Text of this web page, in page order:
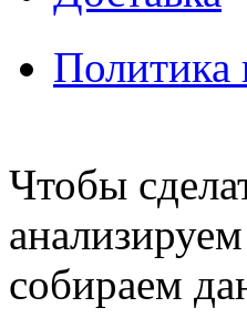
Политика
Чтобы
собираем